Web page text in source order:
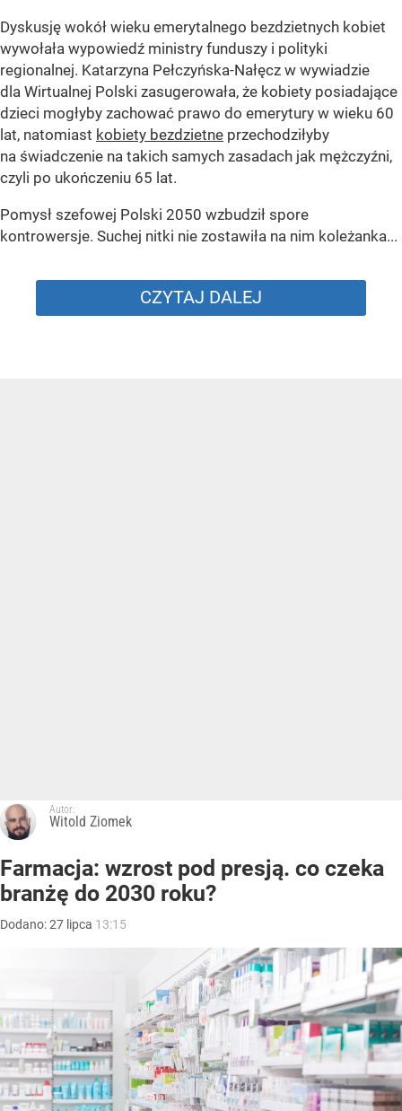
Dyskusję wokół wieku emerytalnego bezdzietnych kobiet
wywołała wypowiedź ministry funduszy i polityki
regionalnej. Katarzyna Pełczyńska-Nałęcz w wywiadzie
dla Wirtualnej Polski zasugerowała, że kobiety posiadające
dzieci mogłyby zachować prawo do emerytury w wieku 60
lat, natomiast kobiety bezdzietne przechodziłyby
na świadczenie na takich samych zasadach jak mężczyźni,
czyli po ukończeniu 65 lat.
Pomysł szefowej Polski 2050 wzbudził spore
kontrowersje. Suchej nitki nie zostawiła na nim koleżanka...
CZYTAJ DALEJ
Autor:
Witold Ziomek
Farmacja: wzrost pod presją. co czeka
branżę do 2030 roku?
Dodano:27 lipca 13:15